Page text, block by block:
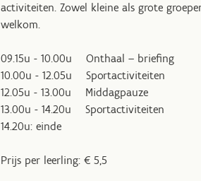
activiteiten. Zowel kleine als grote
welkom.
09.15u - 10.00u Onthaal – briefing
10.00u - 12.05u Sportactiviteiten
12.05u - 13.00u Middagpauze
13.00u - 14.20u Sportactiviteiten
14.20u: einde
Prijs per leerling: € 5,5